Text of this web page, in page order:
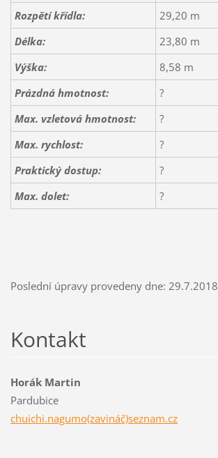
Rozpětí křídla:
29,20 m
Délka:
23,80 m
Výška:
8,58 m
Prázdná hmotnost:
?
Max. vzletová hmotnost:
?
Max. rychlost:
?
Praktický dostup:
?
Max. dolet:
?
Poslední úpravy provedeny dne: 29.7.2018
Kontakt
Horák Martin
Pardubice
chuichi.nagumo(zavináč)seznam.cz